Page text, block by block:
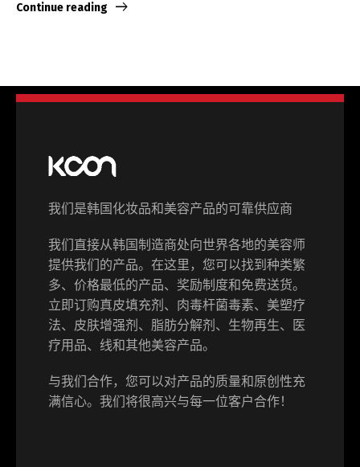
Continue reading
我们是韩国化妆品和美容产品的可靠供应商
我们直接从韩国制造商处向世界各地的美容师
提供我们的产品。在这里，您可以找到种类繁
多、价格最低的产品、奖励制度和免费送货。
立即订购真皮填充剂、肉毒杆菌毒素、美塑疗
法、皮肤增强剂、脂肪分解剂、生物再生、医
疗用品、线和其他美容产品。
与我们合作，您可以对产品的质量和原创性充
满信心。我们将很高兴与每一位客户合作！